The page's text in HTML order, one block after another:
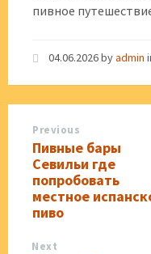
пивное
04.06.2026byadmin
Previous
Пивные бары
Севильи где
попробовать
местное
пиво
Next